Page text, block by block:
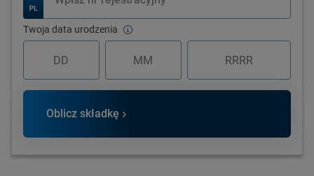
Twoja data urodzenia
Oblicz składkę